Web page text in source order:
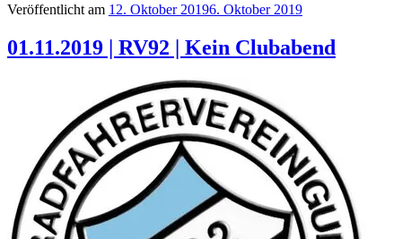
Veröffentlicht am 12. Oktober 20196. Oktober 2019
01.11.2019 | RV92 | Kein Clubabend